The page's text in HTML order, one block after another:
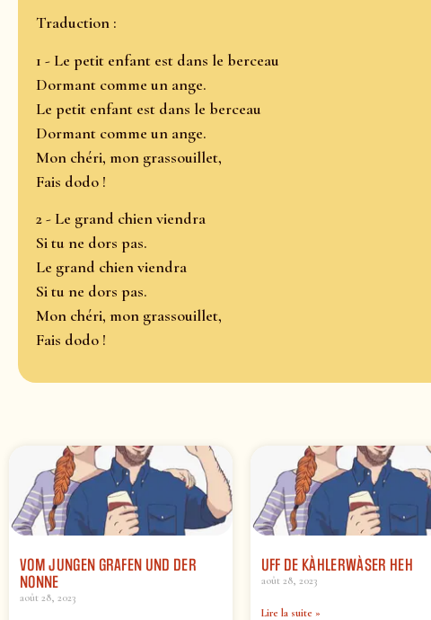
Traduction :
1 - Le petit enfant est dans le berceau
Dormant comme un ange.
Le petit enfant est dans le berceau
Dormant comme un ange.
Mon chéri, mon grassouillet,
Fais dodo !
2 - Le grand chien viendra
Si tu ne dors pas.
Le grand chien viendra
Si tu ne dors pas.
Mon chéri, mon grassouillet,
Fais dodo !
VOM JUNGEN GRAFEN UND DER
NONNE
août 28, 2023
UFF DE KÀHLERWÀSER HEH
août 28, 2023
Lire la suite »